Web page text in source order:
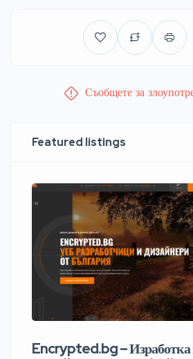
Съобщете за
Featured listings
Encrypted.bg – Изработка